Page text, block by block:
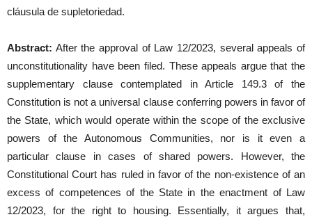
cláusula de supletoriedad.
Abstract: After the approval of Law 12/2023, several appeals of
unconstitutionality have been filed. These appeals argue that the
supplementary clause contemplated in Article 149.3 of the
Constitution is not a universal clause conferring powers in favor of
the State, which would operate within the scope of the exclusive
powers of the Autonomous Communities, nor is it even a
particular clause in cases of shared powers. However, the
Constitutional Court has ruled in favor of the non-existence of an
excess of competences of the State in the enactment of Law
12/2023, for the right to housing. Essentially, it argues that,